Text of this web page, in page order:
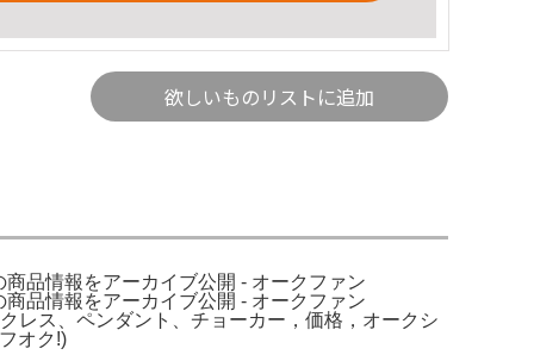
欲しいものリストに追加
品情報をアーカイブ公開 - オークファン
品情報をアーカイブ公開 - オークファン
レス、ペンダント、チョーカー，価格，オークシ
オク!)